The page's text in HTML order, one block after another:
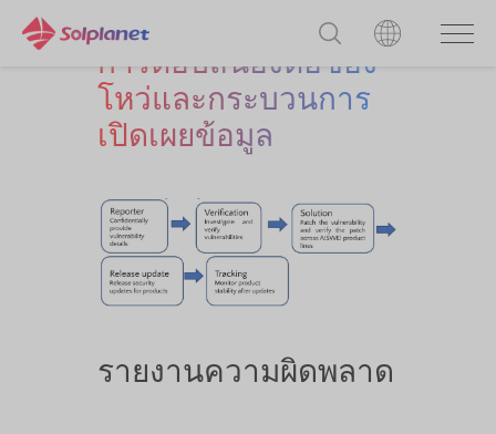
การตอบสนองต่อช่อง
โหว่และกระบวนการ
เปิดเผยข้อมูล
รายงานความผิดพลาด